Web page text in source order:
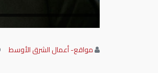
مواقع- أعمال الشرق الأوسط